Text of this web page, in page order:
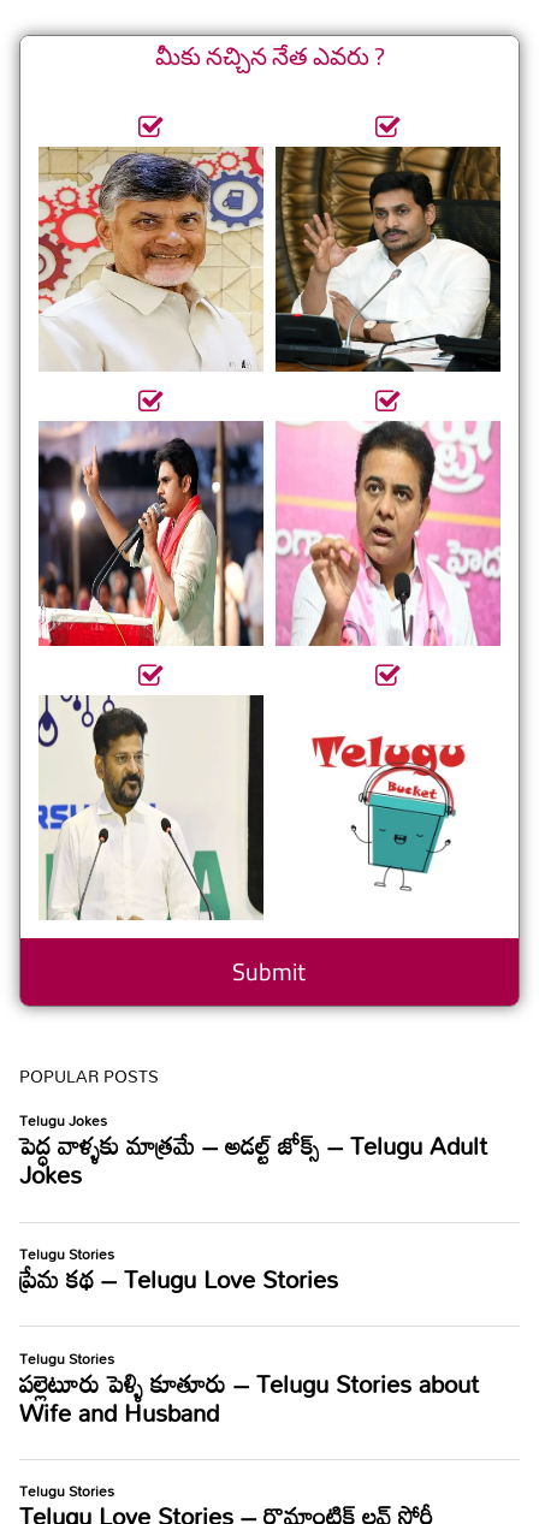
మీకు నచ్చిన నేత ఎవరు ?
POPULAR POSTS